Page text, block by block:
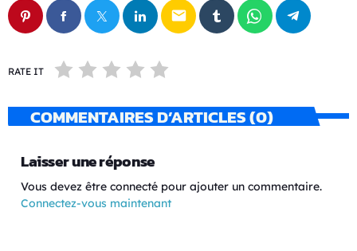
email
RATE IT
COMMENTAIRES D’ARTICLES (0)
Laisser une réponse
Vous devez être connecté pour ajouter un commentaire.
Connectez-vous maintenant